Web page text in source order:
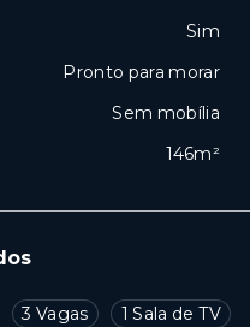
3 Vagas
1 Sala de TV
Sim
Pronto para morar
Sem mobília
146m²